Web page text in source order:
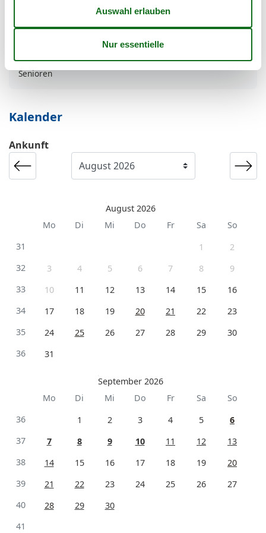
Menschen mit Behinderungen
Senioren
Kalender
Ankunft
August 2026
Mo
Di Mi Do Fr Sa
So
31
1
2
32
3 4 5 6 7 8
9
33
10 11 12 13 14 15
16
34
17 18 19 20 21 22
23
35
24 25 26 27 28 29
30
36
31
September 2026
Mo
Di Mi Do Fr Sa
So
36
1 2 3 4 5
6
37
7 8 9 10 11 12
13
38
14 15 16 17 18 19
20
39
21 22 23 24 25 26
27
40
28 29
30
41